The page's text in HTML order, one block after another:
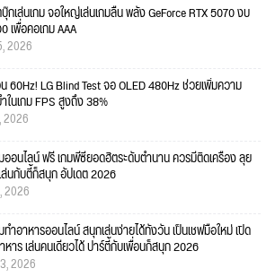
กเล่นเกม จอใหญ่เล่นเกมลื่น พลัง GeForce RTX 5070 งบ
เพื่อคอเกม AAA
2026
60Hz! LG Blind Test จอ OLED 480Hz ช่วยเพิ่มความ
ในเกม FPS สูงถึง 38%
2026
ออนไลน์ ฟรี เกมพีซียอดฮิตระดับตำนาน ควรมีติดเครื่อง ลุย
ล่นกับตี้ก็สนุก อัปเดต 2026
2026
ทำอาหารออนไลน์ สนุกเล่นง่ายได้ทั้งวัน เป็นเชฟมือใหม่ เปิด
หาร เล่นคนเดียวได้ ปาร์ตี้กับเพื่อนก็สนุก 2026
2026